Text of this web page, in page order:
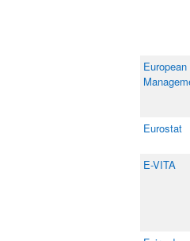
Eurostat
E-VITA​